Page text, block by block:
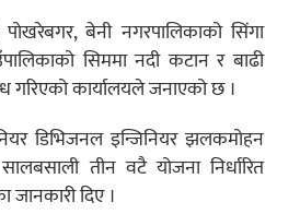
पोखरेबगर, बेनी नगरपालिकाको सिंगा
सिममा नदी कटान र बाढी
गरिएको कार्यालयले जनाएको छ ।
डिभिजनल इन्जिनियर झलकमोहन
तीन वटै योजना निर्धारित
दिए ।